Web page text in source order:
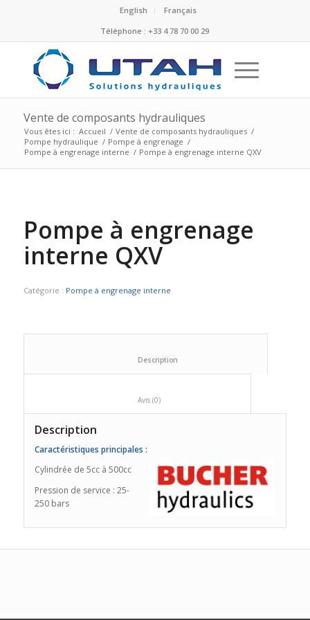
English
Français
Téléphone : +33 4 78 70 00 29
Vente de composants hydrauliques
Vous êtes ici : Accueil / Vente de composants hydrauliques /
Pompe hydraulique / Pompe à engrenage /
Pompe à engrenage interne / Pompe à engrenage interne QXV
Pompe à engrenage
interne QXV
Catégorie : Pompe à engrenage interne
						Avis (0)
Description
Caractéristiques principales :
Cylindrée de 5cc à 500cc
Pression de service : 25-
250 bars